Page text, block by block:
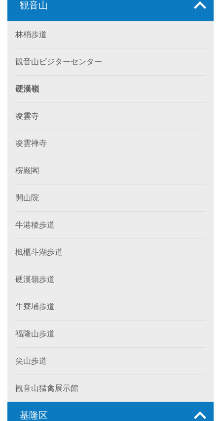
観音山
林梢歩道
観音山ビジターセンター
硬漢嶺
凌雲寺
凌雲禅寺
楞嚴閣
開山院
牛港稜歩道
楓櫃斗湖歩道
硬漢嶺歩道
牛寮埔歩道
福隆山歩道
尖山歩道
観音山猛禽展示館
基隆区